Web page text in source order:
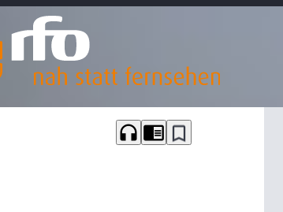
headphones chrome_reader_mode bookmark_border